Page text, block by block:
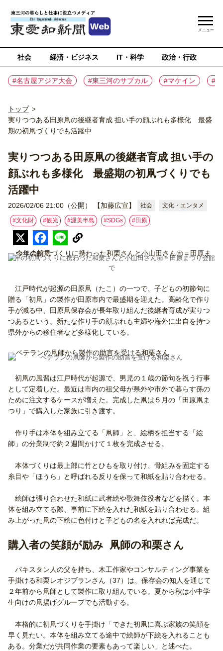
社会 経済・ビジネス IT・科学 政治・行政
#名古屋アジア大会 #東三河のサブカル #マケイン #
メニュー
トップ >
実りつつある田原凧の後継者育成 担い手の顔ぶれも多様化 最盛
期の初凧づくりでも活躍中
実りつつある田原凧の後継者育成 担い手の
顔ぶれも多様化 最盛期の初凧づくりでも
活躍中
2026/02/06 21:00（公開） 【加藤広宣】 社会 文化・エンタメ
#文化財 #観光 #渥美半島 #SDGs #⽥原
今年の初凧づくりに携わった和栗さんと小山田さん㊨＝田原まつり会館
で
江戸時代が起源の田原凧（たこ）の一つで、子どもの初節句に
贈る「初凧」の製作が田原市内で最盛期を迎えた。高齢化で作り
手が減る中、田原凧保存会が長年取り組んだ後継者育成が実りつ
つあるという。新たな作り手の顔ぶれも主婦や海外に出自を持つ
県外からの移住者など多様化している。
ベテランの凧師から製作の助言を受ける和栗さん
初凧の風習は江戸時代が起源で、男児の１歳の節句を祝う行事
として定着した。最近は市内の祖父母が県外や市外で暮らす孫の
ために注文するケースが増えた。完成した凧は５月の「田原凧ま
つり」で購入した家族に引き渡す。
作り手は本体を組み立てる「凧師」と、絵柄を担当する「絵
師」の分業制で約２週間かけて１枚を完成させる。
本体づくりは最上部に竹とひもを取り付け、骨組みを固定する
糸目や「ほうら」と呼ばれる反りを保って和紙を貼り合わせる。
絵師は張り合わせた和紙に武者絵や歌舞伎役者などを描く。本
体を組み立てる際、事前に下絵を入れた和紙を貼り合わせる。組
み上がった凧の下絵に色付けと子どもの名を入れれば完成だ。
購入者の笑顔が励み 凧師の和栗さん
パキスタン人の父を持ち、木工作家やコンサルティング事業を
手掛ける和栗レオジブランさん（37）は、保存会の知人を通じて
２年前から凧師として製作に取り組んでいる。夏から秋は小中学
生向けの凧揚げグループでも活動する。
本格的に初凧づくりを手掛け「できた初凧に喜ぶ家族の笑顔を
早く見たい。本体を組み立てる途中で絵師が下絵を入れることも
ある。分業だが共同作業の要素もあって楽しい」と述べた。